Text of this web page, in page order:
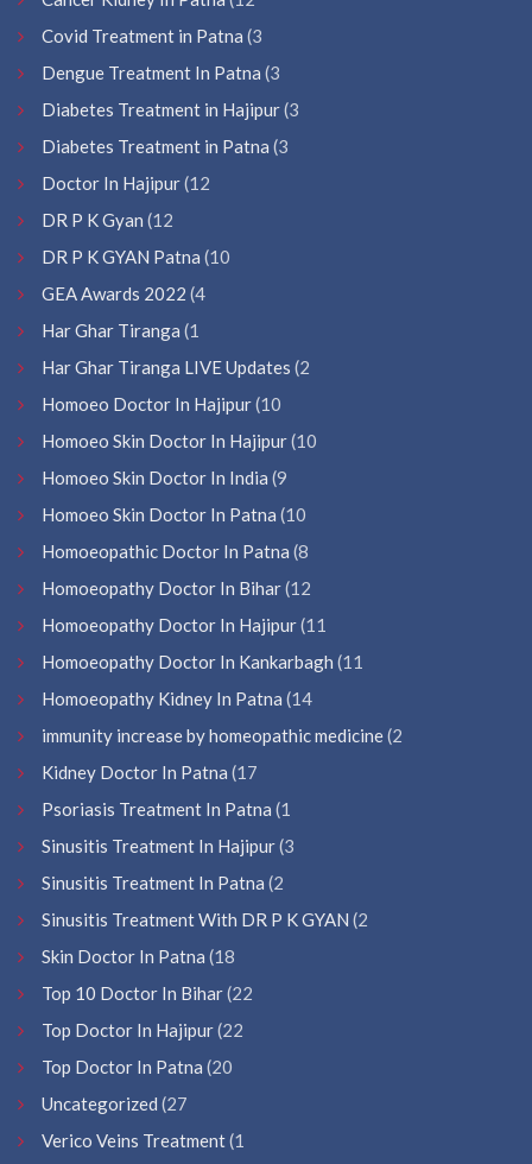
Covid Treatment in Patna (3
Dengue Treatment In Patna (3
Diabetes Treatment in Hajipur(3
Diabetes Treatment in Patna (3
Doctor In Hajipur(12
DR P K Gyan (12
DR P K GYAN Patna (10
GEA Awards 2022 (4
Har Ghar Tiranga (1
Har Ghar Tiranga LIVE Updates (2
Homoeo Doctor In Hajipur(10
Homoeo Skin Doctor In Hajipur(10
Homoeo Skin Doctor In India (9
Homoeo Skin Doctor In Patna (10
Homoeopathic Doctor In Patna (8
Homoeopathy Doctor In Bihar(12
Homoeopathy Doctor In Hajipur(11
Homoeopathy Doctor In Kankarbagh (11
Homoeopathy Kidney In Patna (14
immunity increase by homeopathic medicine(2
Kidney Doctor In Patna (17
Psoriasis Treatment In Patna (1
Sinusitis Treatment In Hajipur(3
Sinusitis Treatment In Patna (2
Sinusitis Treatment With DR P K GYAN (2
Skin Doctor In Patna (18
Top 10 Doctor In Bihar(22
Top Doctor In Hajipur(22
Top Doctor In Patna (20
Uncategorized (27
Verico Veins Treatment(1